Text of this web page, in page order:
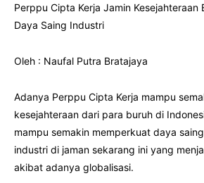
Perppu Cipta Kerja Jamin Kesejahteraan
Daya Saing Industri
Oleh : Naufal Putra Bratajaya
Adanya Perppu Cipta Kerja mampu
kesejahteraan dari para buruh di
mampu semakin memperkuat daya
industri di jaman sekarang ini yang
akibat adanya globalisasi.